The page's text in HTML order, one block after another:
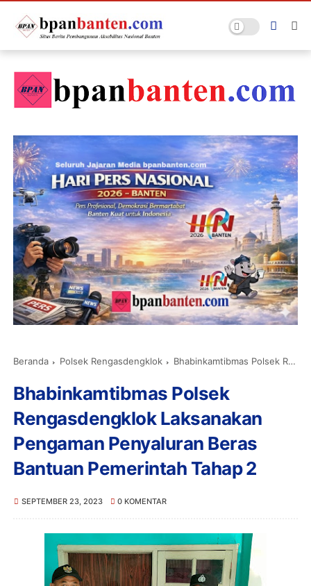
Beranda Polsek Rengasdengklok Bhabinkamtibmas Polsek Rengasdengklok Laksanakan Pengaman Penyaluran Beras Bantuan Pemerintah Tahap 2
Bhabinkamtibmas Polsek
Rengasdengklok Laksanakan
Pengaman Penyaluran Beras
Bantuan Pemerintah Tahap 2
SEPTEMBER 23, 2023 0 KOMENTAR